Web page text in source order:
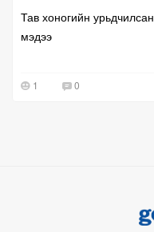
Тав хоногийн урьдчилсан
мэдээ
1 0